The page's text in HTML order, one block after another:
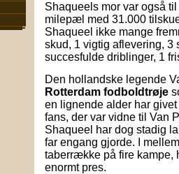
Shaqueels mor var også
milepæl med 31.000
Shaqueel ikke mange
skud, 1 vigtig aflevering, 3
succesfulde driblinger, 1
Den hollandske legende
Rotterdam fodboldtrøje
en lignende alder har
fans, der var vidne til Van
Shaqueel har dog stadig
far engang gjorde. I
taberrække på fire kampe,
enormt pres.